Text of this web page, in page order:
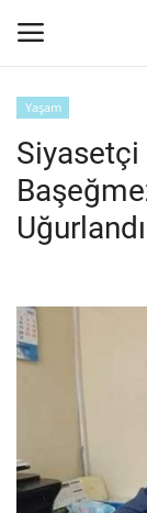
Ana
GÜNDEM
Siyaset
Spor
Yaşam
Siyasetçi
Uğurlandı